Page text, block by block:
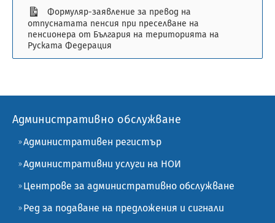
Формуляр-заявление за превод на
отпуснатата пенсия при преселване на
пенсионера от България на територията на
Руската Федерация
Административно обслужване
Административен регистър
Административни услуги на НОИ
Центрове за административно обслужване
Ред за подаване на предложения и сигнали